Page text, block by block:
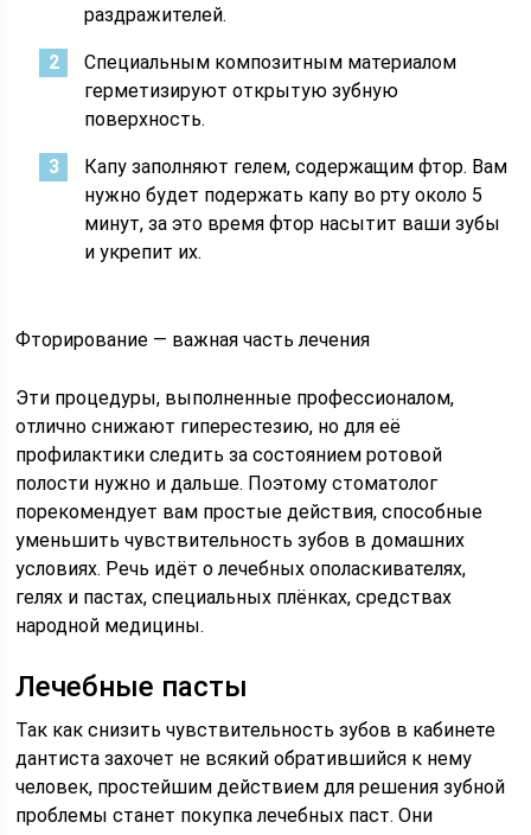
раздражителей.
Специальным композитным материалом
герметизируют открытую зубную
поверхность.
Капу заполняют гелем, содержащим фтор. Вам
нужно будет подержать капу во рту около 5
минут, за это время фтор насытит ваши зубы
и укрепит их.
Фторирование — важная часть лечения
Эти процедуры, выполненные профессионалом,
отлично снижают гиперестезию, но для её
профилактики следить за состоянием ротовой
полости нужно и дальше. Поэтому стоматолог
порекомендует вам простые действия, способные
уменьшить чувствительность зубов в домашних
условиях. Речь идёт о лечебных ополаскивателях,
гелях и пастах, специальных плёнках, средствах
народной медицины.
Лечебные пасты
Так как снизить чувствительность зубов в кабинете
дантиста захочет не всякий обратившийся к нему
человек, простейшим действием для решения зубной
проблемы станет покупка лечебных паст. Они